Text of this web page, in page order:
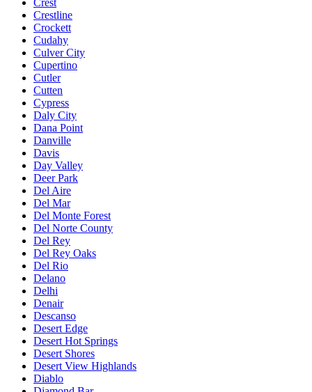
Crestline
Crockett
Cudahy
Culver City
Cupertino
Cutler
Cutten
Cypress
Daly City
Dana Point
Danville
Davis
Day Valley
Deer Park
Del Aire
Del Mar
Del Monte Forest
Del Norte County
Del Rey
Del Rey Oaks
Del Rio
Delano
Delhi
Denair
Descanso
Desert Edge
Desert Hot Springs
Desert Shores
Desert View Highlands
Diablo